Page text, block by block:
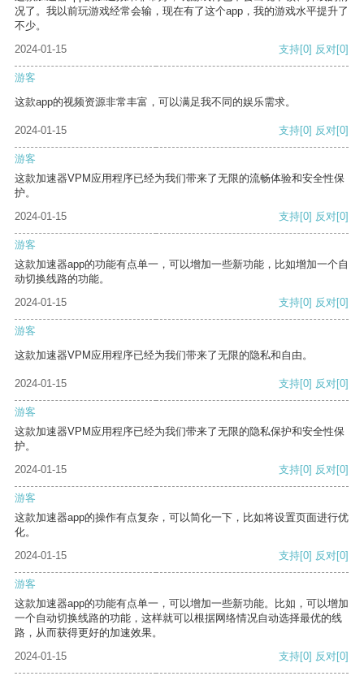
况了。我以前玩游戏经常会输，现在有了这个app，我的游戏水平提升了
不少。
2024-01-15
支持[0] 反对[0]
游客
这款app的视频资源非常丰富，可以满足我不同的娱乐需求。
2024-01-15 支持[0] 反对[0]
游客
这款加速器VPM应用程序已经为我们带来了无限的流畅体验和安全性保
护。
2024-01-15
支持[0] 反对[0]
游客
这款加速器app的功能有点单一，可以增加一些新功能，比如增加一个自
动切换线路的功能。
2024-01-15
支持[0] 反对[0]
游客
这款加速器VPM应用程序已经为我们带来了无限的隐私和自由。
2024-01-15 支持[0] 反对[0]
游客
这款加速器VPM应用程序已经为我们带来了无限的隐私保护和安全性保
护。
2024-01-15
支持[0] 反对[0]
游客
这款加速器app的操作有点复杂，可以简化一下，比如将设置页面进行优
化。
2024-01-15
支持[0] 反对[0]
游客
这款加速器app的功能有点单一，可以增加一些新功能。比如，可以增加
一个自动切换线路的功能，这样就可以根据网络情况自动选择最优的线
路，从而获得更好的加速效果。
2024-01-15
支持[0] 反对[0]